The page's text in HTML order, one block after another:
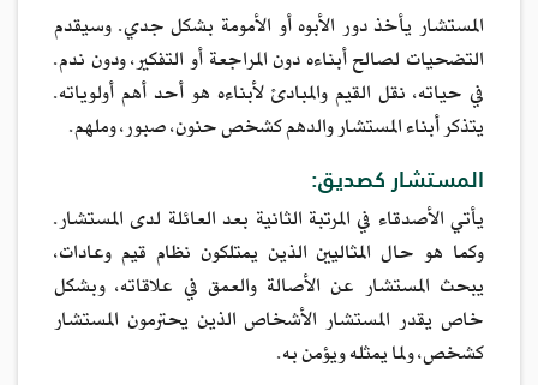
المستشار يأخذ دور الأبوه أو الأمومة بشكل جدي. وسيقدم
التضحيات لصالح أبناءه دون المراجعة أو التفكير، ودون ندم.
في حياته، نقل القيم والمبادئ لأبناءه هو أحد أهم أولوياته.
يتذكر أبناء المستشار والدهم كشخص حنون، صبور، وملهم.
المستشار كصديق:
يأتي الأصدقاء في المرتبة الثانية بعد العائلة لدى المستشار.
وكما هو حال المثاليين الذين يمتلكون نظام قيم وعادات،
يبحث المستشار عن الأصالة والعمق في علاقاته، وبشكل
خاص يقدر المستشار الأشخاص الذين يحترمون المستشار
كشخص، ولما يمثله ويؤمن به.